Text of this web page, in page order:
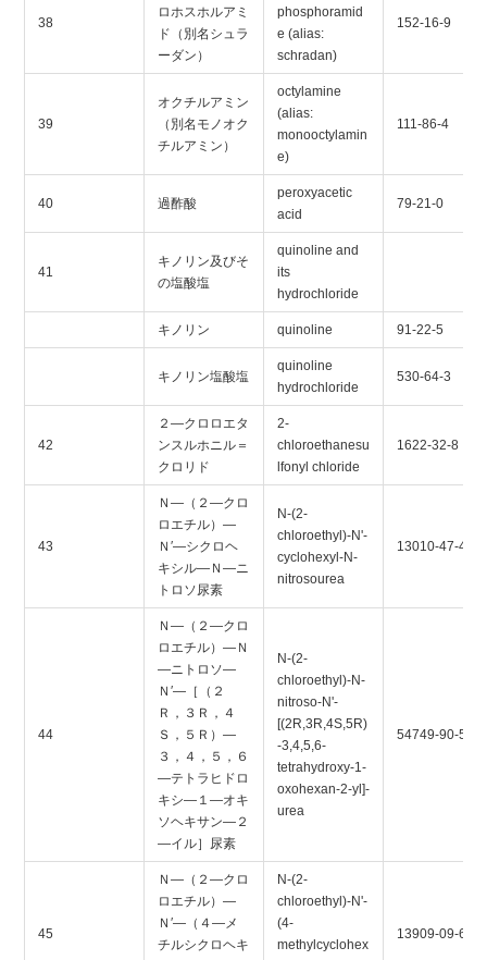
38
ロホスホルアミ
ド（別名シュラ
ーダン）
phosphoramid
e (alias:
schradan)
152-16-9
39
オクチルアミン
（別名モノオク
チルアミン）
octylamine
(alias:
monooctylamin
e)
111-86-4
40 過酢酸
peroxyacetic
acid
79-21-0
41
キノリン及びそ
の塩酸塩
quinoline and
its
hydrochloride
キノリン quinoline 91-22-5
キノリン塩酸塩
quinoline
hydrochloride
530-64-3
42
２―クロロエタ
ンスルホニル＝
クロリド
2-
chloroethanesu
lfonyl chloride
1622-32-8
43
Ｎ―（２―クロ
ロエチル）―
Ｎ′―シクロヘ
キシル―Ｎ―ニ
トロソ尿素
N-(2-
chloroethyl)-N'-
cyclohexyl-N-
nitrosourea
13010-47-4
44
Ｎ―（２―クロ
ロエチル）―Ｎ
―ニトロソ―
Ｎ′―［（２
Ｒ，３Ｒ，４
Ｓ，５Ｒ）―
３，４，５，６
―テトラヒドロ
キシ―１―オキ
ソヘキサン―２
―イル］尿素
N-(2-
chloroethyl)-N-
nitroso-N'-
[(2R,3R,4S,5R)
-3,4,5,6-
tetrahydroxy-1-
oxohexan-2-yl]-
urea
54749-90-5
45
Ｎ―（２―クロ
ロエチル）―
Ｎ′―（４―メ
チルシクロヘキ
N-(2-
chloroethyl)-N'-
(4-
methylcyclohex
13909-09-6